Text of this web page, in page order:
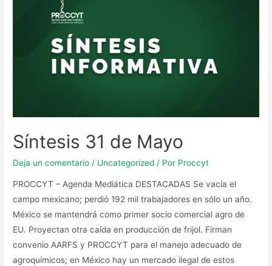
Síntesis 31 de Mayo
Deja un comentario / Uncategorized / Por Proccyt
PROCCYT – Agenda Mediática DESTACADAS Se vacía el
campo mexicano; perdió 192 mil trabajadores en sólo un año.
México se mantendrá como primer socio comercial agro de
EU. Proyectan otra caída en producción de frijol. Firman
convenio AARFS y PROCCYT para el manejo adecuado de
agroquímicos; en México hay un mercado ilegal de estos